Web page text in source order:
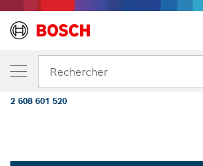
Rechercher
Disque à tronçonner aggloméré PRO
VOTRE VARIANTE SÉLECTIONNÉE
Disque à tronçonner
10 mm
2 608 601 520